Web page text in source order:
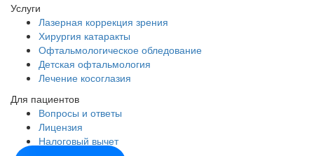
Услуги
Лазерная коррекция зрения
Хирургия катаракты
Офтальмологическое обледование
Детская офтальмология
Лечение косоглазия
Для пациентов
Вопросы и ответы
Лицензия
Налоговый вычет